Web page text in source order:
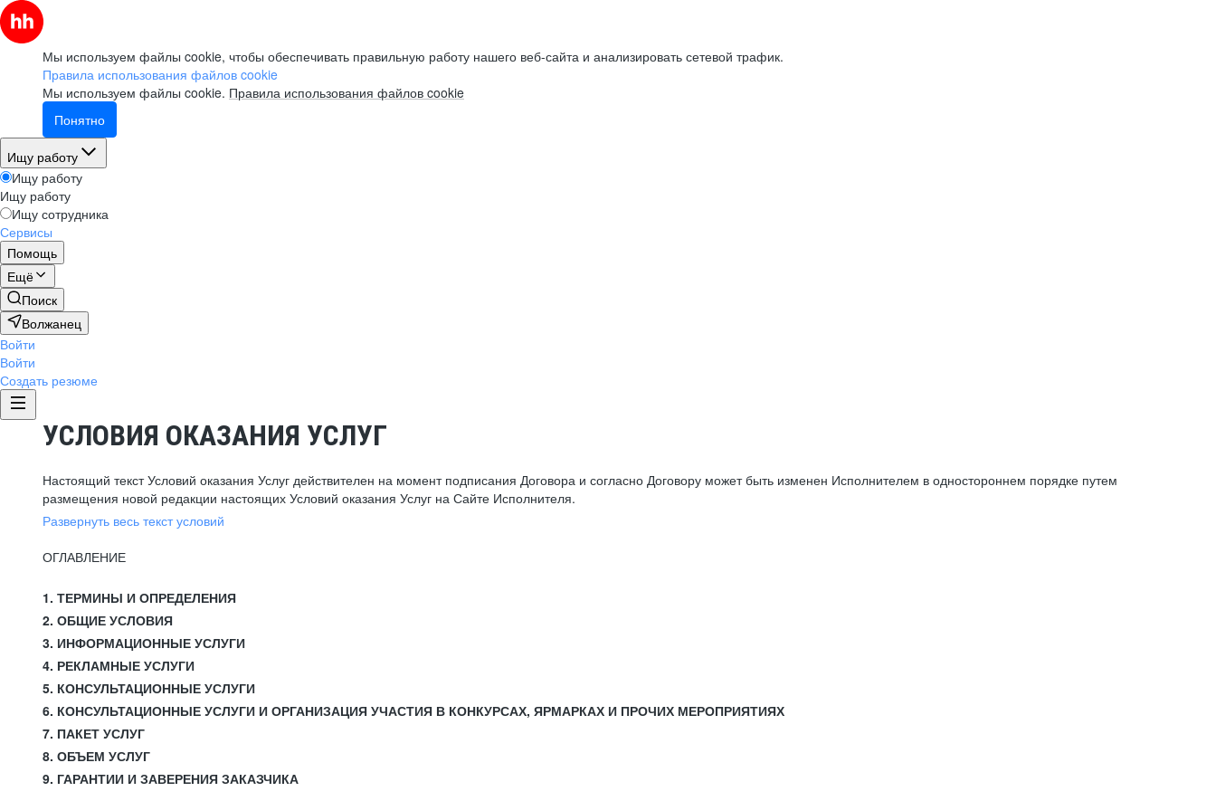
Мы используем файлы cookie, чтобы обеспечивать правильную работу нашего веб-сайта и анализировать сетевой трафик.
Правила использования файлов cookie
Мы используем файлы cookie. Правила использования файлов cookie
Понятно
Ищу работу
Ищу работу
Ищу работу
Ищу сотрудника
Сервисы
Помощь
Ещё
Поиск
Волжанец
Войти
Войти
Создать резюме
УСЛОВИЯ ОКАЗАНИЯ УСЛУГ
Настоящий текст Условий оказания Услуг действителен на момент подписания Договора и согласно Договору может быть изменен Исполнителем в одностороннем порядке путем
размещения новой редакции настоящих Условий оказания Услуг на Сайте Исполнителя.
Развернуть весь текст условий
ОГЛАВЛЕНИЕ
1. ТЕРМИНЫ И ОПРЕДЕЛЕНИЯ
2. ОБЩИЕ УСЛОВИЯ
3. ИНФОРМАЦИОННЫЕ УСЛУГИ
4. РЕКЛАМНЫЕ УСЛУГИ
5. КОНСУЛЬТАЦИОННЫЕ УСЛУГИ
6. КОНСУЛЬТАЦИОННЫЕ УСЛУГИ И ОРГАНИЗАЦИЯ УЧАСТИЯ В КОНКУРСАХ, ЯРМАРКАХ И ПРОЧИХ МЕРОПРИЯТИЯХ
7. ПАКЕТ УСЛУГ
8. ОБЪЕМ УСЛУГ
9. ГАРАНТИИ И ЗАВЕРЕНИЯ ЗАКАЗЧИКА